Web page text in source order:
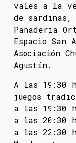
vales a la
de
Panadería
Espacio San
Asociación
Agustín.
A las 19:30
juegos
a las 19:30
a las 20:30
a las 22:30